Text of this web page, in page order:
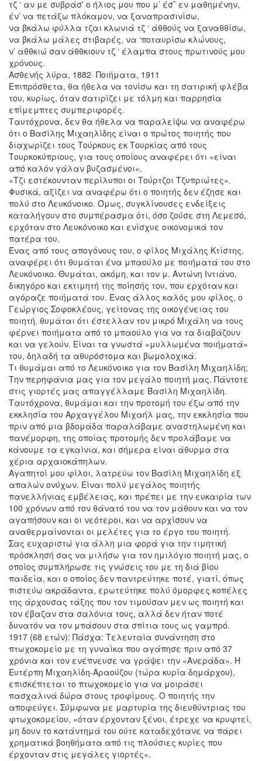
τζ ‘ αν με συβράσ’ ο ήλιος μου που μ’ έσˇ εν μαθημένην,
έν’ να πετάξω πλόκαμον, να ξαναπρασινίσω,
να βκάλω φύλλα τζαι κλωνιά τζ ‘ άθθούς να ξαναθθίσω,
να βκάλω μάλες στιβαρές, να ‘ποταυρίσω κλώνους,
ν’ αθθκιώ σαν άθθκιουν τζ ‘ έλαμπα στους πρωτινούς μου
χρόνους.
Ασθενής λύρα, 1882· Ποιήματα, 1911
Επιπρόσθετα, θα ήθελα να τονίσω και τη σατιρική φλέβα
του, κυρίως, όταν σατιρίζει με τόλμη και παρρησία
επίμεμπτες συμπεριφορές.
Ταυτόχρονα, δεν θα ήθελα να παραλείψω να αναφέρω
ότι ο Βασίλης Μιχαηλίδης είναι ο πρώτος ποιητής που
διαχωρίζει τους Τούρκους εκ Τουρκίας από τους
Τουρκοκύπριους, για τους οποίους αναφέρει ότι «είναι
από καλόν γάλαν βυζασμένοι».
«Τζι εστέκουνταν περίλυποι οι Τούρτζοι Τζυπριώτες».
Φυσικά, αξίζει να αναφέρω ότι ο ποιητής δεν έζησε και
πολύ στο Λευκόνοικο. Όμως, συγκλίνουσες ενδείξεις
καταλήγουν στο συμπέρασμα ότι, όσο ζούσε στη Λεμεσό,
ερχόταν στο Λευκόνοικο και ενίσχυε οικονομικά τον
πατέρα του.
Ένας από τους απογόνους του, ο φίλος Μιχάλης Κτίστης,
αναφέρει ότι θυμάται ένα μπαούλο με ποιήματά του στο
Λευκόνοικο. Θυμάται, ακόμη, και τον μ. Αντώνη Ιντιάνο,
δικηγόρο και εκτιμητή της ποίησής του, που ερχόταν και
αγόραζε ποιήματά του. Ένας άλλος καλός μου φίλος, ο
Γεώργιος Σοφοκλέους, γείτονας της οικογένειας του
ποιητή, θυμάται ότι έστελλαν τον μικρό Μιχάλη να τους
φέρνει ποιήματα από το μπαούλο για να τα διαβάζουν
και να γελούν. Είναι τα γνωστά «μυλλωμένα ποιήματά»
του, δηλαδή τα αθυρόστομα και βωμολοχικά.
Τι θυμάμαι από το Λευκόνοικο για τον Βασίλη Μιχαηλίδη;
Την περηφάνια μας για τον μεγάλο ποιητή μας. Πάντοτε
στις γιορτές μας απαγγέλλαμε Βασίλη Μιχαηλίδη.
Ταυτόχρονα, θυμάμαι και την προτομή του έξω από την
εκκλησία του Αρχαγγέλου Μιχαήλ μας, την εκκλησία που
πριν από μια βδομάδα παραλάβαμε αναστηλωμένη και
πανέμορφη, της οποίας προτομής δεν προλάβαμε να
κάνουμε τα εγκαίνια, και σήμερα είναι άθυρμα στα
χέρια αρχαιοκάπηλων.
Αγαπητοί μου φίλοι, λατρεύω τον Βασίλη Μιχαηλίδη εξ
απαλών ονύχων. Είναι πολύ μεγάλος ποιητής
πανελλήνιας εμβέλειας, και πρέπει με την ευκαιρία των
100 χρόνων από τον θάνατό του να τον μάθουν και να τον
αγαπήσουν και οι νεότεροι, και να αρχίσουν να
αναθερμαίνονται οι μελέτες για το έργο του ποιητή.
Σας ευχαριστώ για άλλη μια φορά για την τιμητική
πρόσκλησή σας να μιλήσω για τον ημιλόγιο ποιητή μας, ο
οποίος συμπλήρωσε τις γνώσεις του με τη διά βίου
παιδεία, και ο οποίος δεν παντρεύτηκε ποτέ, γιατί, όπως
πιστεύω ακράδαντα, ερωτεύτηκε πολύ όμορφες κοπέλες
της άρχουσας τάξης που τον τιμούσαν μεν ως ποιητή και
τον έβαζαν στα σαλόνια τους, αλλά δεν ήταν ποτέ
δυνατόν να τον μπάσουν στα σπίτια τους ως γαμπρό.
1917 (68 ετών): Πάσχα: Τελευταία συνάντηση στο
πτωχοκομείο με τη γυναίκα που αγάπησε πριν από 37
χρόνια και τον ενέπνευσε να γράψει την «Ανεράδα». Η
Ευτέρπη Μιχαηλίδη-Αραούζου (τώρα κυρία δημάρχου),
επισκέπτεται το πτωχοκομείο για να μοιράσει
πασχαλινά δώρα στους τροφίμους. Ο ποιητής την
αποφεύγει. Σύμφωνα με μαρτυρία της διευθύντριας του
φτωχοκομείου, «όταν έρχονταν ξένοι, έτρεχε να κρυφτεί,
μη δουν το κατάντημά του ούτε καταδεχότανε να πάρει
χρηματικά βοηθήματα από τις πλούσιες κυρίες που
έρχονταν στις μεγάλες γιορτές».